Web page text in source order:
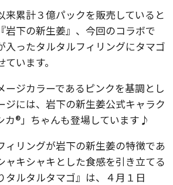
来累計３億パックを販売していると
岩下の新生姜』、今回のコラボで
入ったタルタルフィリングにタマゴ
います。
ージカラーであるピンクを基調とし
ジには、岩下の新生姜公式キャラク
カ®」ちゃんも登場しています♪
ィリングが岩下の新生姜の特徴であ
ャキシャキとした食感を引き立てる
タルタルタマゴ』は、４月１日